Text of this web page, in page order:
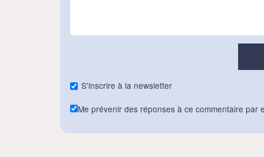
S'inscrire à la newsletter
Me prévenir des réponses à ce commentaire par